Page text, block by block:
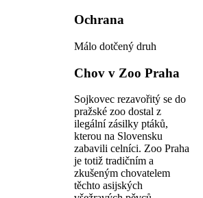
Ochrana
Málo dotčený druh
Chov v Zoo Praha
Sojkovec rezavořitý se do
pražské zoo dostal z
ilegální zásilky ptáků,
kterou na Slovensku
zabavili celníci. Zoo Praha
je totiž tradičním a
zkušeným chovatelem
těchto asijských